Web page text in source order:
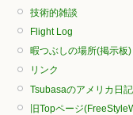
技術的雑談
Flight Log
暇つぶしの場所(掲示板)
リンク
Tsubasaのアメリカ日記
旧Topページ